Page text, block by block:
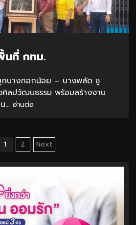
นที่ กทม.
กบางกอกน้อย – บางพลัด ชู
ศิลปวัฒนธรรม พร้อมสร้างงาน
... อ่านต่อ
Posts
1 2 Next